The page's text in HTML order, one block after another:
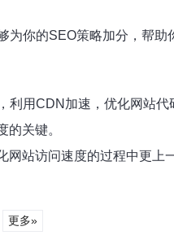
为你的SEO策略加分，帮助
利用CDN加速，优化网站
关键。
站访问速度的过程中更上
更多»